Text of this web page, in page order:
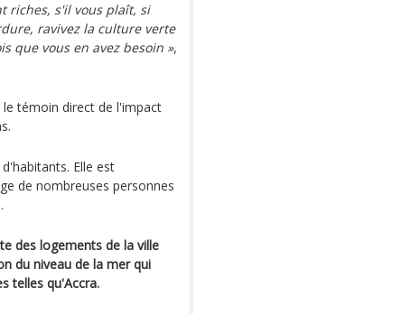
riches, s'il vous plaît, si
ravivez la culture verte
que vous en avez besoin »,
témoin direct de l'impact
Elle est
de nombreuses personnes
des logements de la ville
du niveau de la mer qui
telles qu'Accra.